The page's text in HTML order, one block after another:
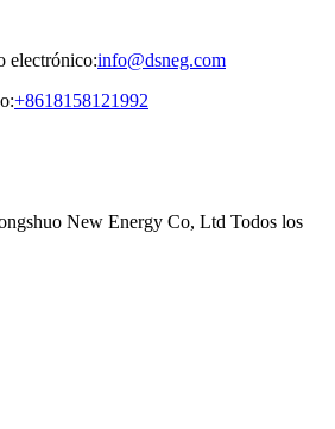
electrónico:info@dsneg.com
+8618158121992
New Energy Co, Ltd Todos los